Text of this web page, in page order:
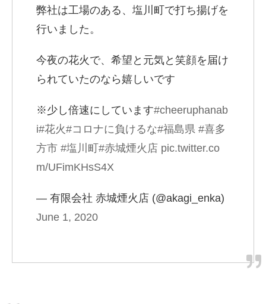
弊社は工場のある、塩川町で打ち揚げを
行いました。
今夜の花火で、希望と元気と笑顔を届け
られていたのなら嬉しいです
※少し倍速にしています#cheeruphanab
i#花火#コロナに負けるな#福島県 #喜多
方市 #塩川町 #赤城煙火店 pic.twitter.co
m/UFimKHsS4X
— 有限会社 赤城煙火店 (@akagi_enka)
June 1, 2020